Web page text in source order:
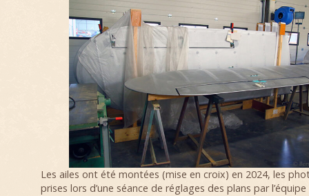
Les ailes ont été montées (mise en croix) en 2024, les
prises lors d’une séance de réglages des plans par l’équipe